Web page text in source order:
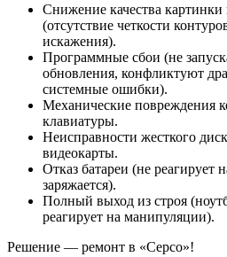
Снижение качества
(отсутствие четкости
искажения).
Программные сбои (не
обновления, конфликтуют
системные ошибки).
Механические повреждения
клавиатуры.
Неисправности жесткого
видеокарты.
Отказ батареи (не реагирует
заряжается).
Полный выход из строя
реагирует на манипуляции).
Решение — ремонт в «Серсо»!